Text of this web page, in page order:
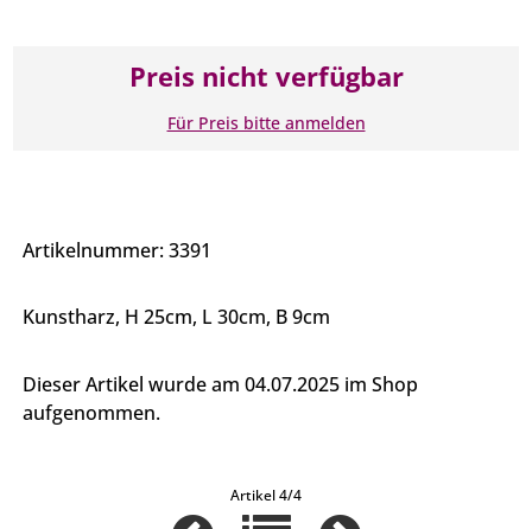
Preis nicht verfügbar
Für Preis bitte anmelden
Artikelnummer: 3391
Kunstharz, H 25cm, L 30cm, B 9cm
Dieser Artikel wurde am 04.07.2025 im Shop
aufgenommen.
Artikel 4/4